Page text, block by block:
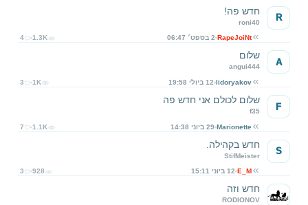
חדש פה!
roni40
RapeJoiNt 2 בספט׳ 06:47 4 1.3K
R
שלום
angui444
lidoryakov 12 ביולי 19:58 3 1K
A
שלום לכולם אני חדש פה
f35
Marionette 29 ביוני 14:38 7 1.1K
F
חדש בקהילה.
StifMeister
E_M 12 ביוני 15:11 3 928
S
חדש וזה
RODIONOV